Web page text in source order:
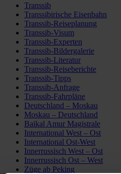
Transsib
Transsibirische Eisenbahn
Transsib-Reiseplanung
Transsib-Visum
Transsib-Experten
Transsib-Bildergalerie
Transsib-Literatur
Transsib-Reiseberichte
Transsib-Tipps
Transsib-Anfrage
Transsib-Fahrpläne
Deutschland – Moskau
Moskau – Deutschland
Baikal Amur Magistrale
International West – Ost
International Ost-West
Innerrussisch West – Ost
Innerrussisch Ost – West
Züge ab Peking